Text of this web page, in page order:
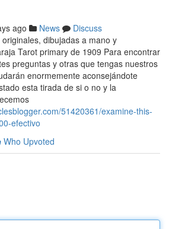
ago News
Discuss
dibujadas a mano y
Tarot primary de 1909 Para encontrar
preguntas y otras que tengas nuestros
enormemente aconsejándote
esta tirada de si o no y la
51420361/examine-this-
efectivo
Who Upvoted